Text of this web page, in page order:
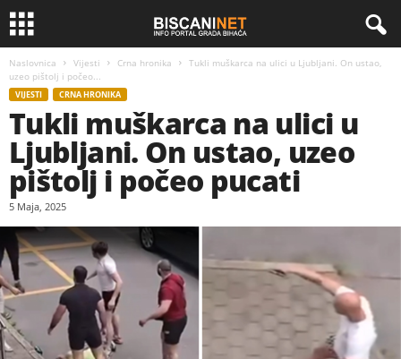
Naslovnica Vijesti Crna hronika
Tukli muškarca na ulici u Ljubljani. On ustao,
uzeo pištolj i počeo...
VIJESTI CRNA HRONIKA
Tukli muškarca na ulici u
Ljubljani. On ustao, uzeo
pištolj i počeo pucati
5 Maja, 2025